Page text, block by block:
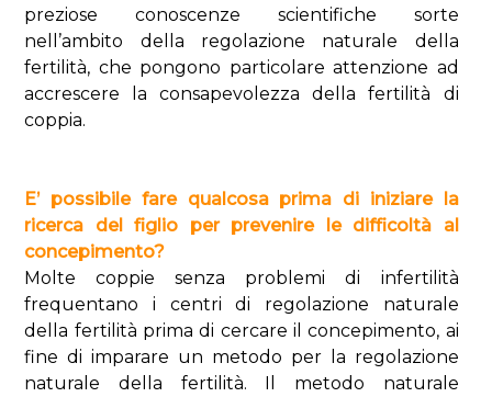
preziose conoscenze scientifiche sorte
nell’ambito della regolazione naturale della
fertilità, che pongono particolare attenzione ad
accrescere la consapevolezza della fertilità di
coppia.
E’ possibile fare qualcosa prima di iniziare la
ricerca del figlio per prevenire le difficoltà al
concepimento?
Molte coppie senza problemi di infertilità
frequentano i centri di regolazione naturale
della fertilità prima di cercare il concepimento, ai
fine di imparare un metodo per la regolazione
naturale della fertilità. Il metodo naturale